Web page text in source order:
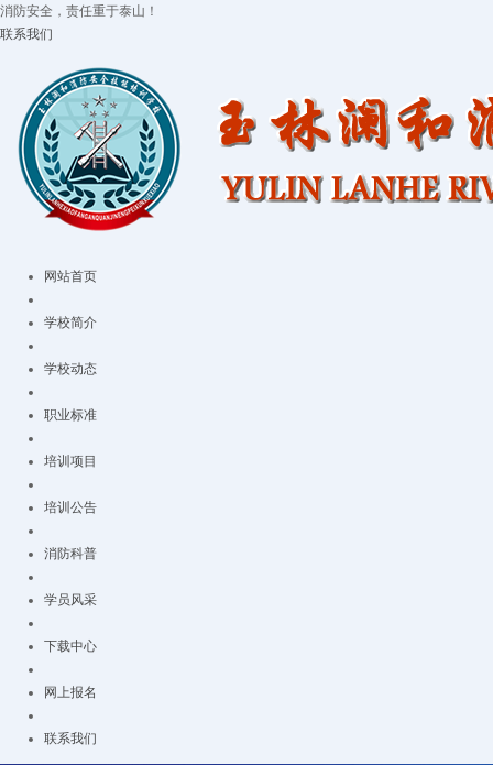
消防安全，责任重于泰山！
联系我们
网站首页
学校简介
学校动态
职业标准
培训项目
培训公告
消防科普
学员风采
下载中心
网上报名
联系我们